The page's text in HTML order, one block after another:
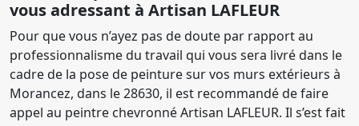
vous adressant à Artisan LAFLEUR
Pour que vous n’ayez pas de doute par rapport au
professionnalisme du travail qui vous sera livré dans le
cadre de la pose de peinture sur vos murs extérieurs à
Morancez, dans le 28630, il est recommandé de faire
appel au peintre chevronné Artisan LAFLEUR. Il s’est fait